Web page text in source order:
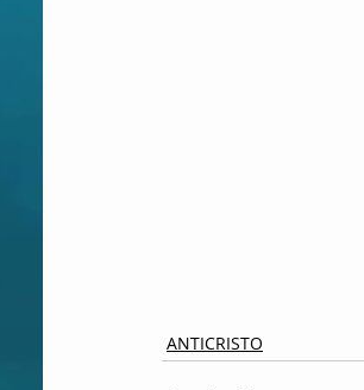
ANTICRISTO